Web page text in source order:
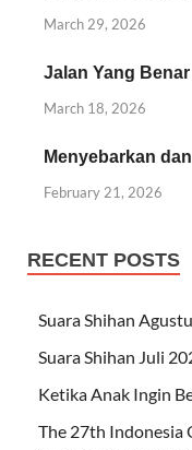
March 29, 2026
Jalan Yang
March 18, 2026
Menyebarkan
February 21, 2026
RECENT POSTS
Suara Shihan
Suara Shihan Juli
Ketika Anak Ingin
The 27th Indonesia